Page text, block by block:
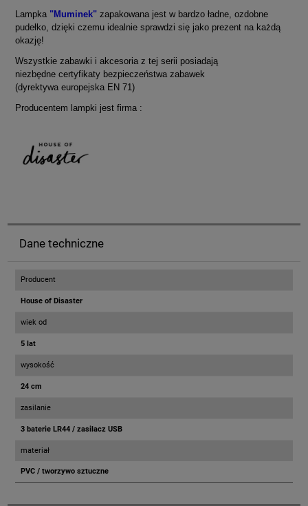
Lampka "Muminek" zapakowana jest w bardzo ładne, ozdobne
pudełko, dzięki czemu idealnie sprawdzi się jako prezent na każdą
okazję!
Wszystkie zabawki i akcesoria z tej serii posiadają
niezbędne certyfikaty bezpieczeństwa zabawek
(dyrektywa europejska EN 71)
Producentem lampki jest firma :
Dane techniczne
Producent
House of Disaster
wiek od
5 lat
wysokość
24 cm
zasilanie
3 baterie LR44 / zasilacz USB
materiał
PVC / tworzywo sztuczne